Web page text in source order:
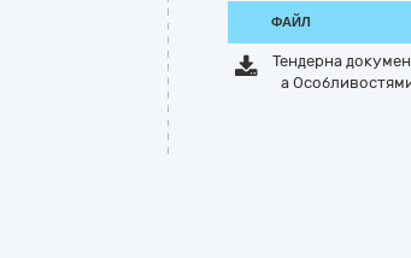
ФАЙЛ
Тендерна
а